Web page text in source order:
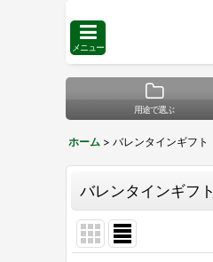
メニュー
用途で選ぶ
ホーム > バレンタインギフト
バレンタインギフト